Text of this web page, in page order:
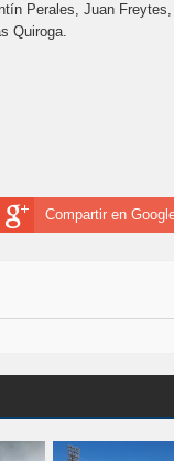
Perales, Juan
Quiroga.
Compartir en